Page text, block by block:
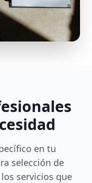
en tu
selección de
servicios que